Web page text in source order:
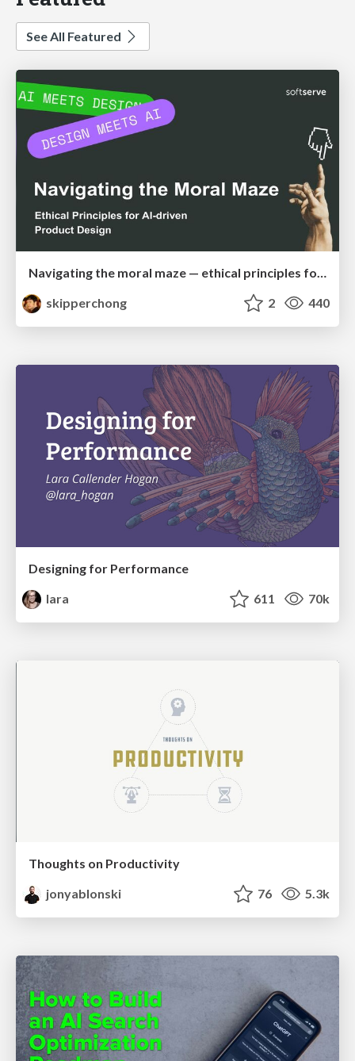
See All Featured
Navigating the moral maze — ethical principles for Al-driven product design
skipperchong
2 440
Designing for Performance
lara
611 70k
Thoughts on Productivity
jonyablonski
76 5.3k